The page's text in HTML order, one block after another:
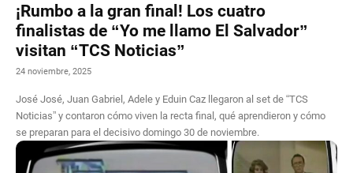
¡Rumbo a la gran final! Los cuatro
finalistas de “Yo me llamo El Salvador”
visitan “TCS Noticias”
24 noviembre, 2025
José José, Juan Gabriel, Adele y Eduin Caz llegaron al set de “TCS
Noticias” y contaron cómo viven la recta final, qué aprendieron y cómo
se preparan para el decisivo domingo 30 de noviembre.